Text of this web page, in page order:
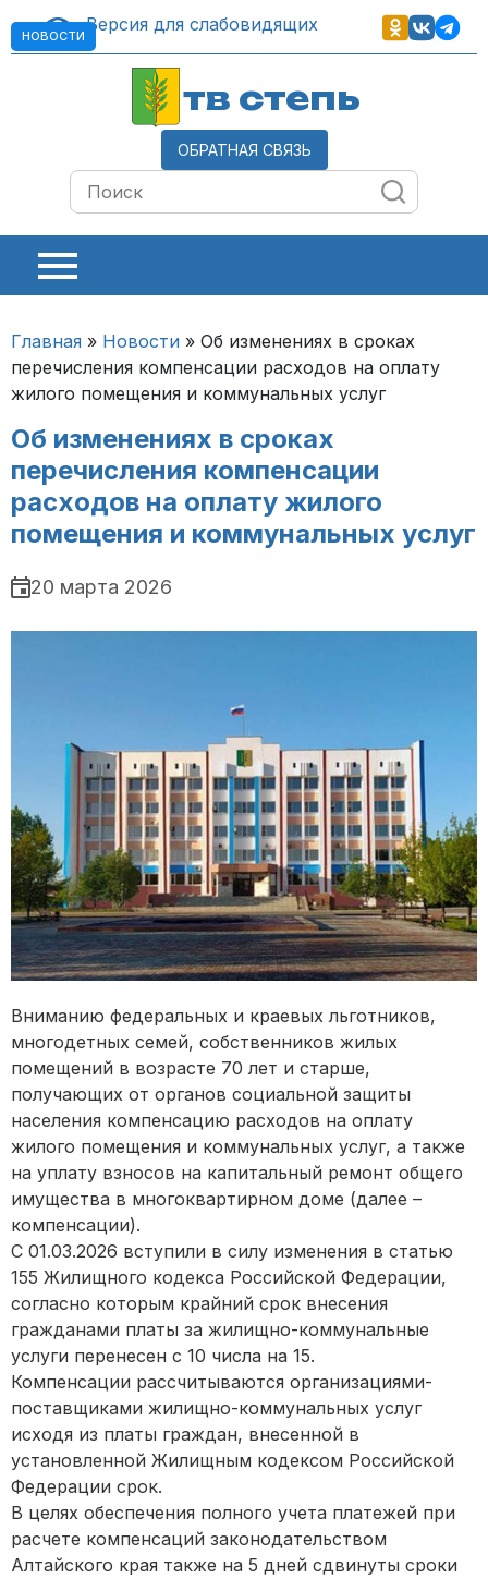
Версия для слабовидящих
тв степь
ОБРАТНАЯ СВЯЗЬ
Главная » Новости » Об изменениях в сроках
перечисления компенсации расходов на оплату
жилого помещения и коммунальных услуг
Об изменениях в сроках
перечисления компенсации
расходов на оплату жилого
помещения и коммунальных услуг
НОВОСТИ
20 марта 2026
Вниманию федеральных и краевых льготников,
многодетных семей, собственников жилых
помещений в возрасте 70 лет и старше,
получающих от органов социальной защиты
населения компенсацию расходов на оплату
жилого помещения и коммунальных услуг, а также
на уплату взносов на капитальный ремонт общего
имущества в многоквартирном доме (далее –
компенсации).
С 01.03.2026 вступили в силу изменения в статью
155 Жилищного кодекса Российской Федерации,
согласно которым крайний срок внесения
гражданами платы за жилищно-коммунальные
услуги перенесен с 10 числа на 15.
Компенсации рассчитываются организациями-
поставщиками жилищно-коммунальных услуг
исходя из платы граждан, внесенной в
установленной Жилищным кодексом Российской
Федерации срок.
В целях обеспечения полного учета платежей при
расчете компенсаций законодательством
Алтайского края также на 5 дней сдвинуты сроки